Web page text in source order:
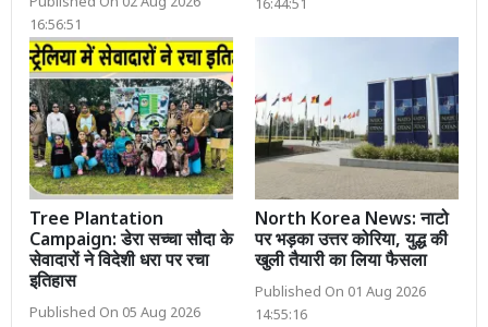
16:56:51
16:44:51
Tree Plantation
Campaign: डेरा सच्चा सौदा के
सेवादारों ने विदेशी धरा पर रचा
इतिहास
Published On 05 Aug 2026
North Korea News: नाटो
पर भड़का उत्तर कोरिया, युद्ध की
खुली तैयारी का लिया फैसला
Published On 01 Aug 2026
14:55:16